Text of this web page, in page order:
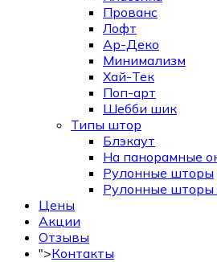
Прованс
Лофт
Ар-Деко
Минимализм
Хай-Тек
Поп-арт
Шебби шик
Типы штор
Блэкаут
На панорамные
Рулонные шторы
Рулонные шторы
Цены
Акции
Отзывы
">Контакты